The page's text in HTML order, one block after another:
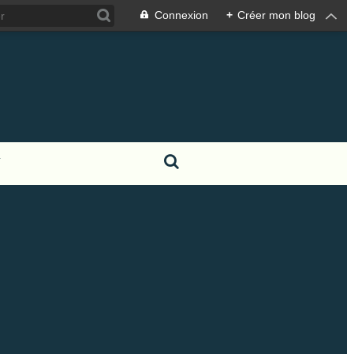
Connexion + Créer mon blog